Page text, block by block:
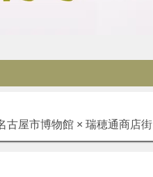
屋市博物館 × 瑞穂通商店街